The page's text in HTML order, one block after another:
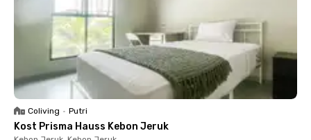
Coliving • Putri
Kost Prisma Hauss Kebon Jeruk